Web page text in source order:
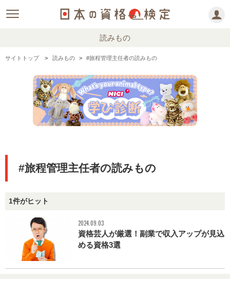
読みもの
サイトトップ 読みもの #旅程管理主任者の読みもの
#旅程管理主任者の読みもの
1件がヒット
2024.09.03
資格芸人が厳選！副業で収入アップが見込
める資格3選